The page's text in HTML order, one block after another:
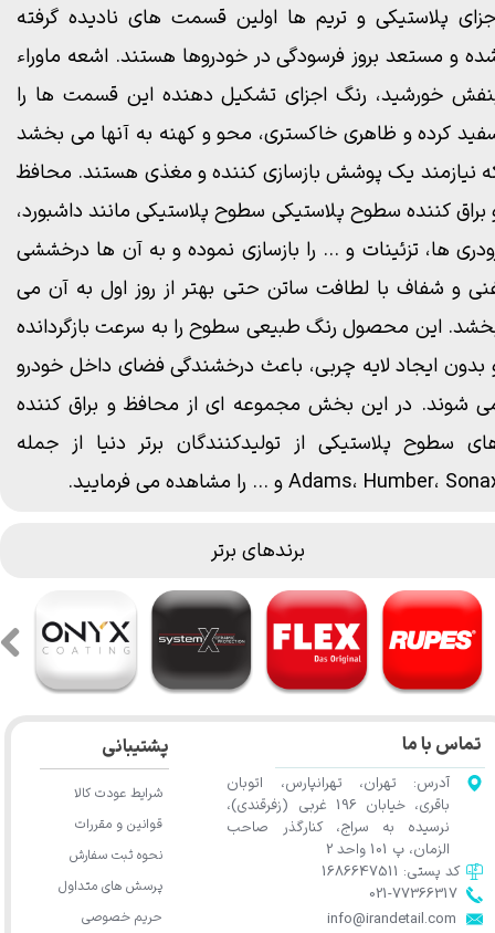
پلاستیکی و تریم ها اولین قسمت های نادیده گرفته
و مستعد بروز فرسودگی در خودروها هستند. اشعه ماوراء
خورشید، رنگ اجزای تشکیل دهنده این قسمت ها را
کرده و ظاهری خاکستری، محو و کهنه به آنها می بخشد
نیازمند یک پوشش بازسازی کننده و مغذی هستند. محافظ
براق کننده سطوح پلاستیکی سطوح پلاستیکی مانند داشبورد،
ها، تزئینات و ... را بازسازی نموده و به آن ها درخششی
و شفاف با لطافت ساتن حتی بهتر از روز اول به آن می
این محصول رنگ طبیعی سطوح را به سرعت بازگردانده
بدون ایجاد لایه چربی، باعث درخشندگی فضای داخل خودرو
شوند. در این بخش مجموعه ای از محافظ و براق کننده
سطوح پلاستیکی از تولیدکنندگان برتر دنیا از جمله
Adams، Humber، و ... را مشاهده می فرمایید.
برندهای برتر
تماس با ما
آدرس: تهران، تهرانپارس، اتوبان
باقری، خیابان 196 غربی (زفرقندی)،
نرسیده به سراج، کنارگذر صاحب
الزمان، پ 101 واحد 2
​​​​​​​info@irandetail.com
021-77366317​​​​​​​​​​​​​​​​​​​​​
کد پستی: 1686647511
پشتیبانی
شرایط عودت کالا
قوانین و مقررات
نحوه ثبت سفارش
پرسش های متداول
حریم خصوصی